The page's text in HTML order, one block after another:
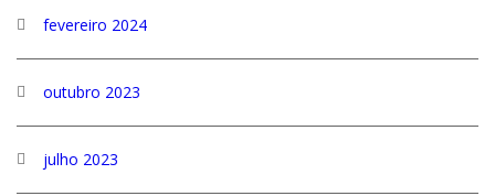
fevereiro 2024
outubro 2023
julho 2023